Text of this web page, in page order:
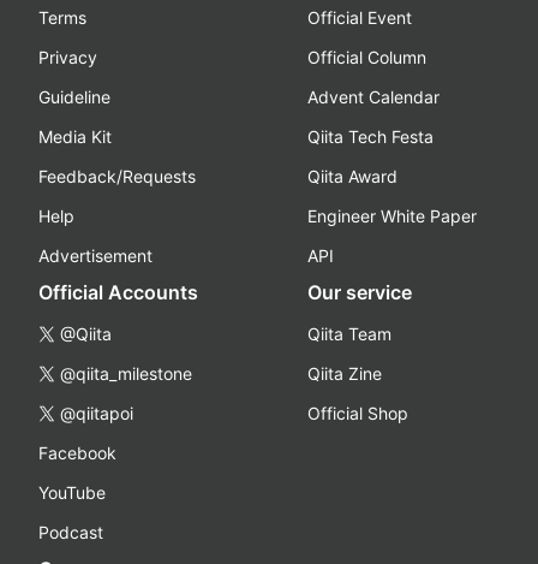
Terms
Privacy
Guideline
Media Kit
Feedback/Requests
Help
Advertisement
Official Event
Official Column
Advent Calendar
Qiita Tech Festa
Qiita Award
Engineer White Paper
API
Official Accounts
@Qiita
@qiita_milestone
@qiitapoi
Facebook
YouTube
Podcast
Our service
Qiita Team
Qiita Zine
Official Shop